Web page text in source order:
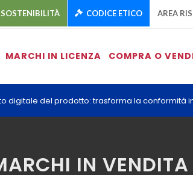
SOSTENIBILITÀ CODICE ETICO AREA
MARCHI IN LICENZA COMPRA O
digitale del prodotto: trasforma la conformità
IN